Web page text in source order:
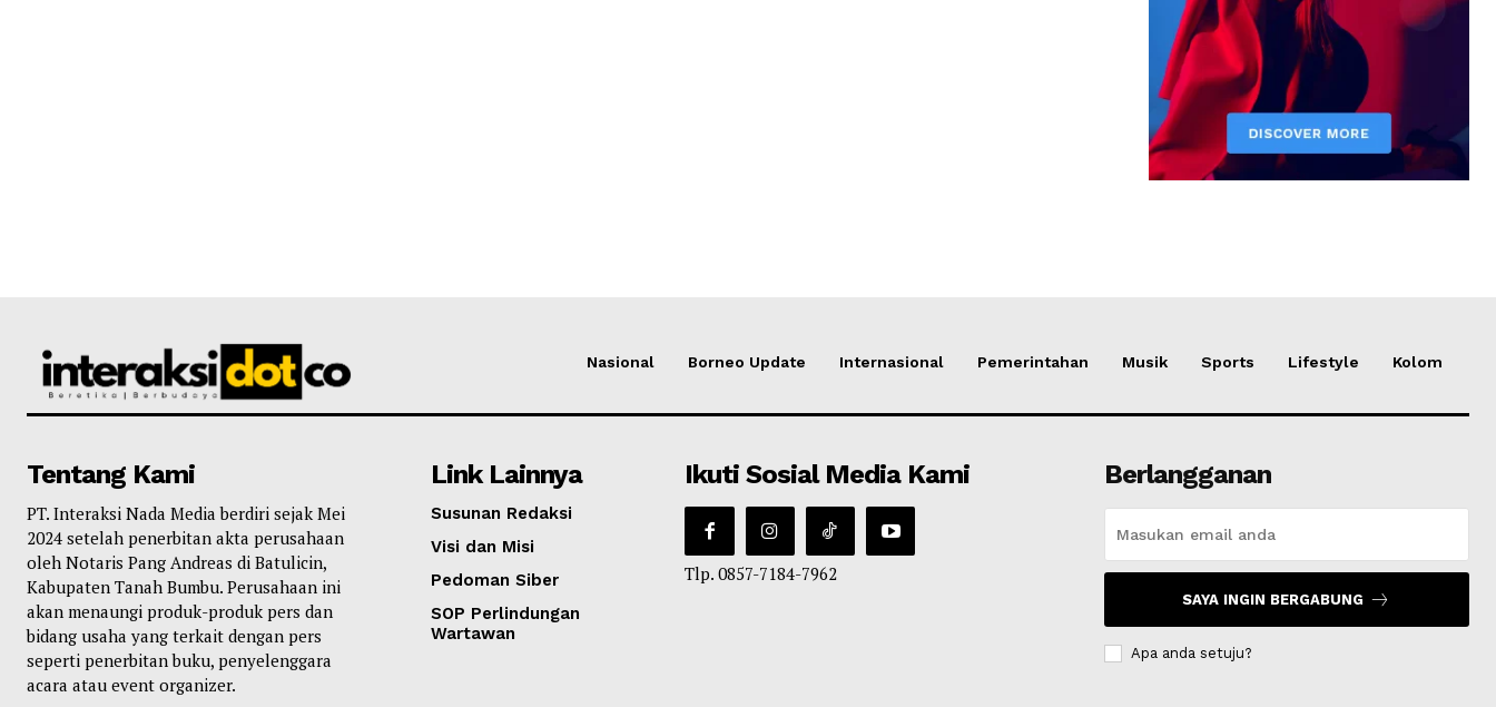
Nasional Borneo Update Internasional Pemerintahan Musik Sports Lifestyle Kolom
Tentang Kami
PT. Interaksi Nada Media berdiri sejak Mei
2024 setelah penerbitan akta perusahaan
oleh Notaris Pang Andreas di Batulicin,
Kabupaten Tanah Bumbu. Perusahaan ini
akan menaungi produk-produk pers dan
bidang usaha yang terkait dengan pers
seperti penerbitan buku, penyelenggara
acara atau event organizer.
Link Lainnya
Susunan Redaksi
Visi dan Misi
Pedoman Siber
SOP Perlindungan
Wartawan
Ikuti Sosial Media Kami
Tlp. 0857-7184-7962
Berlangganan
SAYA INGIN BERGABUNG
Apa anda setuju?